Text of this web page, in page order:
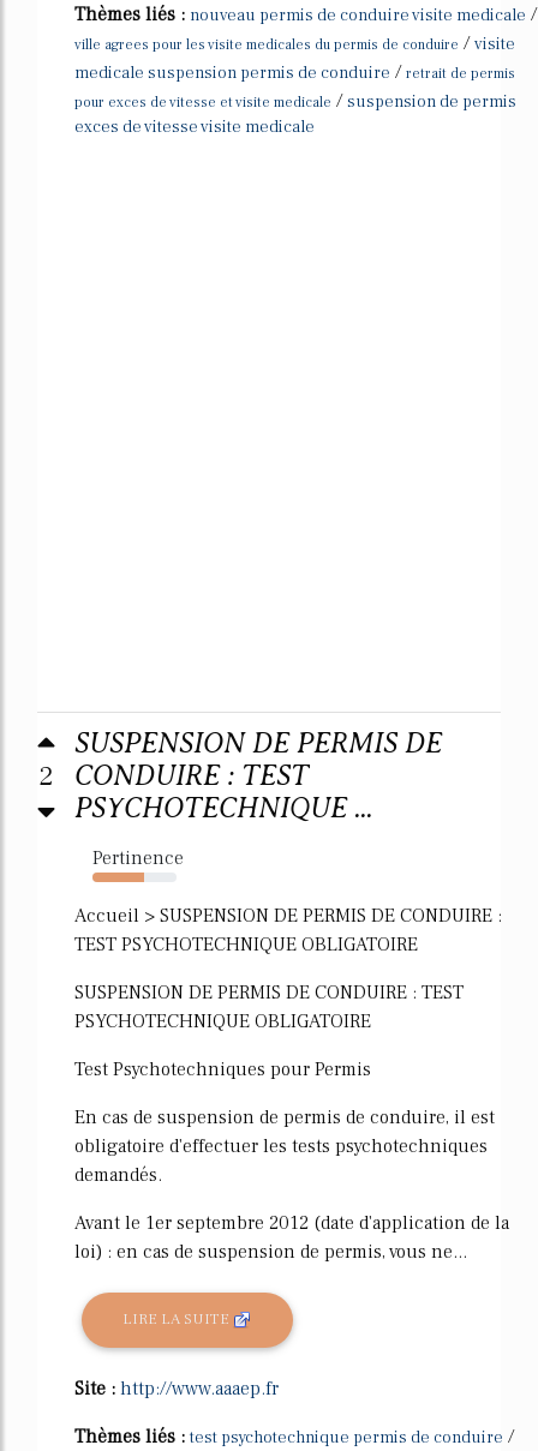
Thèmes liés : nouveau permis de conduire visite medicale /
ville agrees pour les visite medicales du permis de conduire /visite
medicale suspension permis de conduire / retrait de permis
pour exces de vitesse et visite medicale /suspension de permis
exces de vitesse visite medicale
2
SUSPENSION DE PERMIS DE
CONDUIRE : TEST
PSYCHOTECHNIQUE ...
Pertinence
62%
Accueil > SUSPENSION DE PERMIS DE CONDUIRE :
TEST PSYCHOTECHNIQUE OBLIGATOIRE
SUSPENSION DE PERMIS DE CONDUIRE : TEST
PSYCHOTECHNIQUE OBLIGATOIRE
Test Psychotechniques pour Permis
En cas de suspension de permis de conduire, il est
obligatoire d'effectuer les tests psychotechniques
demandés.
Avant le 1er septembre 2012 (date d'application de la
loi) : en cas de suspension de permis, vous ne...
LIRE LA SUITE
Site : http://www.aaaep.fr
Thèmes liés :test psychotechnique permis de conduire /